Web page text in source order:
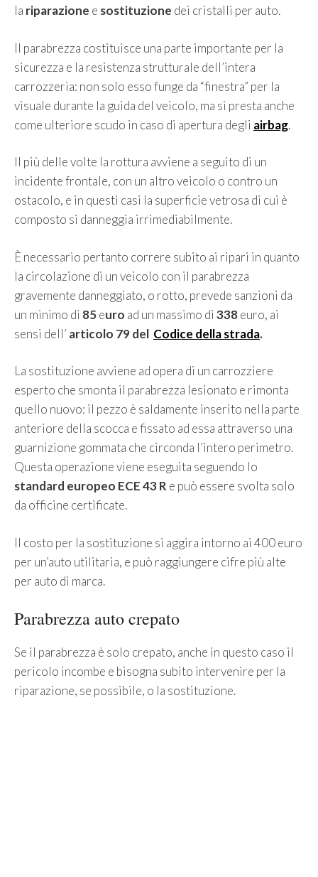
la riparazione e sostituzione dei cristalli per auto.
Il parabrezza costituisce una parte importante per la
sicurezza e la resistenza strutturale dell’intera
carrozzeria: non solo esso funge da “finestra” per la
visuale durante la guida del veicolo, ma si presta anche
come ulteriore scudo in caso di apertura degli airbag.
Il più delle volte la rottura avviene a seguito di un
incidente frontale, con un altro veicolo o contro un
ostacolo, e in questi casi la superficie vetrosa di cui è
composto si danneggia irrimediabilmente.
È necessario pertanto correre subito ai ripari in quanto
la circolazione di un veicolo con il parabrezza
gravemente danneggiato, o rotto, prevede sanzioni da
un minimo di 85euro ad un massimo di 338euro, ai
sensi dell’ articolo 79 del Codice della strada.
La sostituzione avviene ad opera di un carrozziere
esperto che smonta il parabrezza lesionato e rimonta
quello nuovo: il pezzo è saldamente inserito nella parte
anteriore della scocca e fissato ad essa attraverso una
guarnizione gommata che circonda l’intero perimetro.
Questa operazione viene eseguita seguendo lo
standard europeo ECE 43 R e può essere svolta solo
da officine certificate.
Il costo per la sostituzione si aggira intorno ai 400 euro
per un’auto utilitaria, e può raggiungere cifre più alte
per auto di marca.
Parabrezza auto crepato
Se il parabrezza è solo crepato, anche in questo caso il
pericolo incombe e bisogna subito intervenire per la
riparazione, se possibile, o la sostituzione.